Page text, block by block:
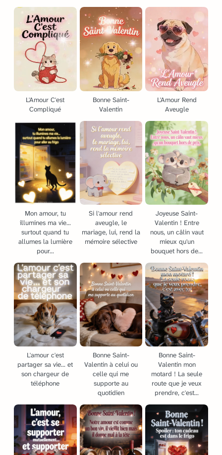
L'Amour C'est
Compliqué
Bonne Saint-
Valentin
L'Amour Rend
Aveugle
Mon amour, tu
illumines ma vie...
surtout quand tu
allumes la lumière
pour...
Si l'amour rend
aveugle, le
mariage, lui, rend la
mémoire sélective
Joyeuse Saint-
Valentin ! Entre
nous, un câlin vaut
mieux qu'un
bouquet hors de...
L'amour c'est
partager sa vie... et
son chargeur de
téléphone
Bonne Saint-
Valentin à celui ou
celle qui me
supporte au
quotidien
Bonne Saint-
Valentin mon
motard ! La seule
route que je veux
prendre, c'est...